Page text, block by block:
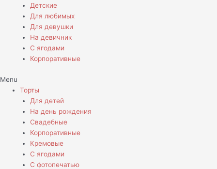
Детские
Для любимых
Для девушки
На девичник
С ягодами
Корпоративные
Menu
Торты
Для детей
На день рождения
Свадебные
Корпоративные
Кремовые
С ягодами
С фотопечатью